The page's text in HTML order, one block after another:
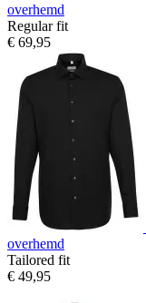
overhemd
Regular fit
€ 69,95
overhemd
Tailored fit
€ 49,95